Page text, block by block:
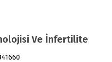
Ve İnfertilite